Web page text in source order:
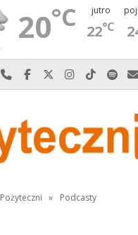
20°C jutro
22°C
Najlepiej po prostu do nas
Odwiedź nas na
Odwiedź nas na X
Odwiedź
Pożyteczni » Podcasty